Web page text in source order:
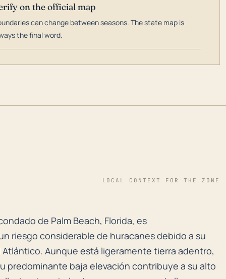
on the official map
can change between seasons. The state map is
the final word.
LOCAL CONTEXT FOR THE ZONE
de Palm Beach, Florida, es
de Palm Beach, Florida, es
riesgo considerable de huracanes debido a su
Aunque está ligeramente tierra adentro,
predominante baja elevación contribuye a su alto